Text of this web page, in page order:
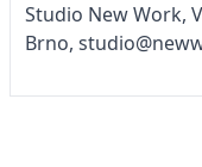
Studio New Work,
Brno,